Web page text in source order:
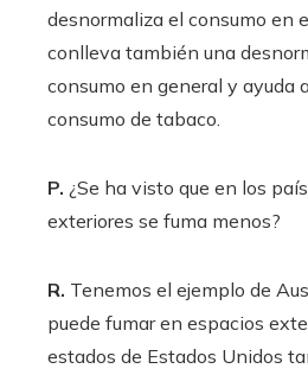
desnormaliza el consumo en
conlleva también una
consumo en general y ayuda
consumo de tabaco.
P. ¿Se ha visto que en los
exteriores se fuma menos?
R. Tenemos el ejemplo de
puede fumar en espacios
estados de Estados Unidos